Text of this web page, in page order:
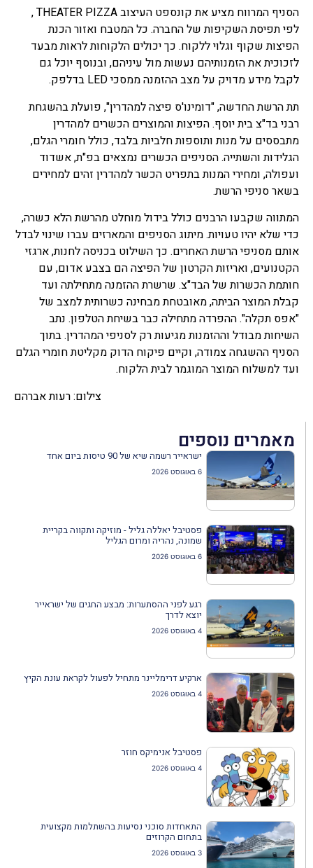
הסניף המרווח מציע את קונספט העיצוב THEATER PIZZA ,
לפי תפיסת השקיפות של החברה. כל המטבח ואזור הכנת
הפיצות שקוף וגלוי ללקוח. כך יכולים הלקוחות לראות מבעד
לזכוכית את הזמנותיהם נעשות מול עיניהם, ובנוסף יוכל גם
לקבל מידע מדויק על מצב ההזמנה ממסכי LED בדלפק.
תת הרשת החדשה, "דומינו'ס פיצה למהדרין", פועלת בהשגחת
רבני בד"צ בית יוסף. הפיצות והמוצרים הכשרים למהדרין
מתבססים על מנות ותוספות חלביות בלבד, כולל חומרי הגלם,
הגלידות והשתייה. הסניפים הכשרים נמצאים בפ"ת, אשדוד
ועפולה, ומחירי המנות בתפריט הכשר למהדרין זהים למחירים
בשאר סניפי הרשת.
המתווה שקבעו הרבנים כולל בידול מוחלט מהרשת הלא כשרה,
כדי שלא יהיו טעויות. מיתוג הסניפים והמארזים עברו שינוי לבדל
אותם מסניפי הרשת האחרים. כך השילוט בכניסה לחנות, ארגזי
הקטנועים, ואריזות הקרטון של הפיצה הם בצבע אדום, עם
חותמת הכשרות של הבד"צ. שרשרת ההזמנה מתחילתה ועד
קבלת המוצר הביתה, מאובטחת מבחינה כשרותית למצב של
"אפס תקלה". ההפרדה מתחילה כבר בשיחת הטלפון. נתב
השיחות מבודל וההזמנות מגיעות רק לסניפי המהדרין. בתוך
הסניף ההשגחה צמודה, וקיים פיקוח הדוק מקליטת חומרי הגלם
ועד למשלוח המוצר המוגמר לבית הלקוח.
צילום: רעות אברהם
מאמרים נוספים
ישראייר רשמה שיא של 90 טיסות ביום אחד
6 באוגוסט 2026
פסטיבל יאללה גליל - מוזיקה ותקווה בקריית
שמונה, נהריה ומרום הגליל
6 באוגוסט 2026
רגע לפני ההסתערות: מבצע החגים של ישראייר
יוצא לדרך
4 באוגוסט 2026
ארקיע דרימליינר מתחיל לפעול לקראת עונת הקיץ
4 באוגוסט 2026
פסטיבל אנימיקס חוזר
4 באוגוסט 2026
התאחדות סוכני נסיעות בהשתלמות מקצועית
בתחום הקרוזים
3 באוגוסט 2026